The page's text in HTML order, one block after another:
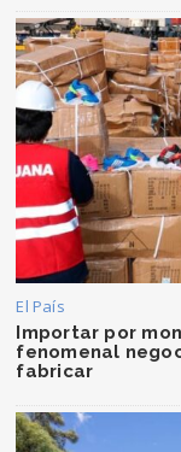
El País
Importar por
fenomenal
fabricar